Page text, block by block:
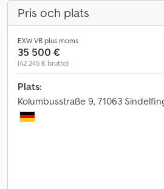
Pris och plats
EXW VB plus moms
35 500 €
(42 245 € brutto)
Plats:
Kolumbusstraße 9, 71063